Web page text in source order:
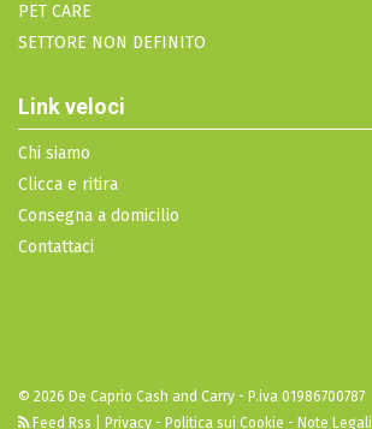
PET CARE
SETTORE NON DEFINITO
Link veloci
Chi siamo
Clicca e ritira
Consegna a domicilio
Contattaci
© 2026 De Caprio Cash and Carry - P.iva 01986700787
Feed Rss
Privacy - Politica sui Cookie - Note Legali